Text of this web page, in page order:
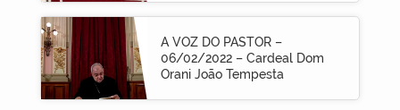
A VOZ DO PASTOR –
06/02/2022 – Cardeal Dom
Orani João Tempesta